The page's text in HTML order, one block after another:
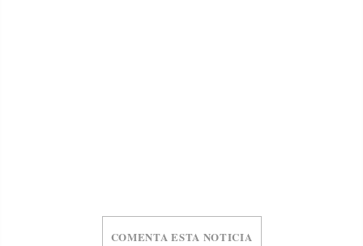
COMENTA ESTA NOTICIA